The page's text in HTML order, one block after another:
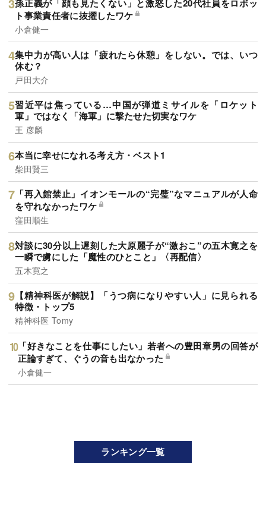
孫正義が「顔も見たくない」と激怒した20代社員をロボッ
ト事業責任者に抜擢したワケ
小倉健一
集中力が高い人は「疲れたら休憩」をしない。では、いつ
休む？
戸田大介
習近平は焦っている…中国が弾道ミサイルを「ロケット
軍」ではなく「海軍」に撃たせた切実なワケ
王 彦麟
本当に幸せになれる考え方・ベスト1
柴田賢三
「再入館禁止」イオンモールの“完璧”なマニュアルが人命
を守れなかったワケ
窪田順生
対談に30分以上遅刻した大原麗子が“激おこ”の五木寛之を
一瞬で虜にした「魔性のひとこと」〈再配信〉
五木寛之
【精神科医が解説】「うつ病になりやすい人」に見られる
特徴・トップ5
精神科医 Tomy
「好きなことを仕事にしたい」若者への豊田章男の回答が
正論すぎて、ぐうの音も出なかった
小倉健一
ランキング一覧